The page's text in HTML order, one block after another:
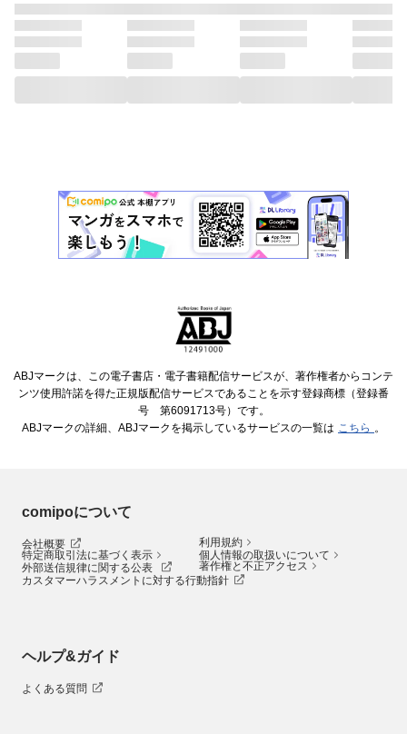
ABJマークは、この電子書店・電子書籍配信サービスが、著作権者からコンテ
ンツ使用許諾を得た正規版配信サービスであることを示す登録商標（登録番
号 第6091713号）です。
ABJマークの詳細、ABJマークを掲示しているサービスの一覧は こちら 。
comipoについて
会社概要
利用規約
特定商取引法に基づく表示
個人情報の取扱いについて
外部送信規律に関する公表
著作権と不正アクセス
カスタマーハラスメントに対する行動指針
ヘルプ&ガイド
よくある質問